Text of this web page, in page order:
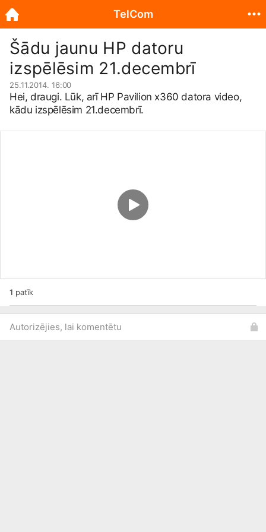
Šādu jaunu HP datoru
izspēlēsim 21.decembrī
25.11.2014. 16:00
Hei, draugi. Lūk, arī HP Pavilion x360 datora video,
kādu izspēlēsim 21.decembrī.
1 patīk
Autorizējies, lai komentētu
TelCom